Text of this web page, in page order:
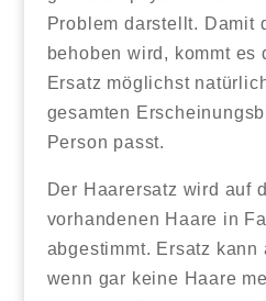
Problem darstellt. Damit
behoben wird, kommt es
Ersatz möglichst
gesamten
Person passt.
Der Haarersatz wird auf
vorhandenen Haare in
abgestimmt. Ersatz kann
wenn gar keine Haare